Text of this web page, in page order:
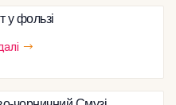
у фользі